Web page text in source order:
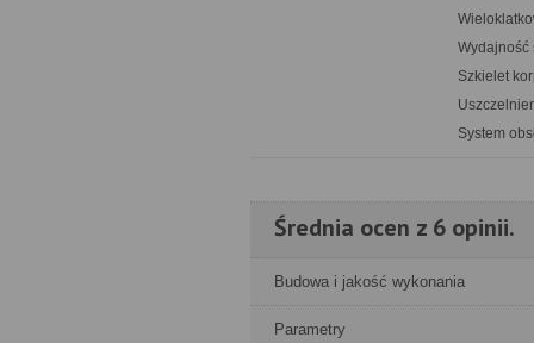
Wydajność
Szkielet
System
Średnia ocen z 6 opinii.
Budowa i jakość wykonania
Parametry